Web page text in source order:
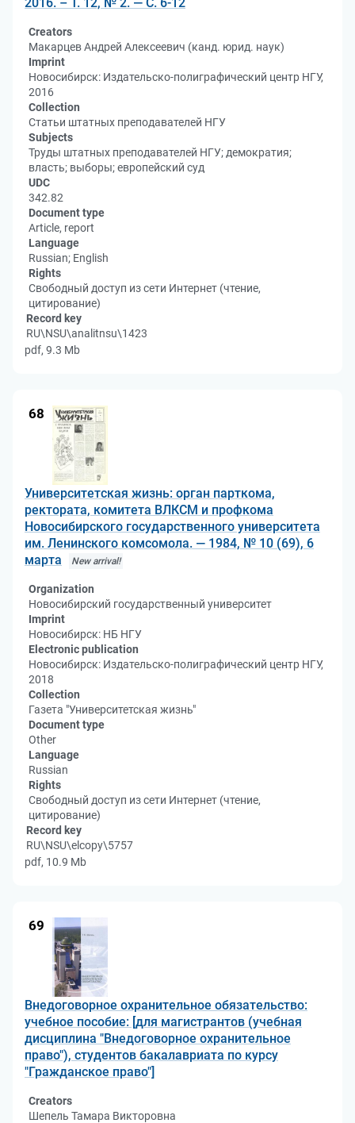
Creators
Макарцев Андрей Алексеевич (канд. юрид. наук)
Imprint
Новосибирск: Издательско-полиграфический центр НГУ,
2016
Collection
Статьи штатных преподавателей НГУ
Subjects
Труды штатных преподавателей НГУ; демократия;
власть; выборы; европейский суд
UDC
342.82
Document type
Article, report
Language
Russian; English
Rights
Свободный доступ из сети Интернет (чтение,
цитирование)
Record key
RU\NSU\analitnsu\1423
pdf, 9.3 Mb
68
Университетская жизнь: орган парткома,
ректората, комитета ВЛКСМ и профкома
Новосибирского государственного университета
им. Ленинского комсомола. — 1984, № 10 (69), 6
марта
New arrival!
Organization
Новосибирский государственный университет
Imprint
Новосибирск: НБ НГУ
Electronic publication
Новосибирск: Издательско-полиграфический центр НГУ,
2018
Collection
Газета "Университетская жизнь"
Document type
Other
Language
Russian
Rights
Свободный доступ из сети Интернет (чтение,
цитирование)
Record key
RU\NSU\elcopy\5757
pdf, 10.9 Mb
69
Внедоговорное охранительное обязательство:
учебное пособие: [для магистрантов (учебная
дисциплина "Внедоговорное охранительное
право"), студентов бакалавриата по курсу
"Гражданское право"]
Creators
Шепель Тамара Викторовна